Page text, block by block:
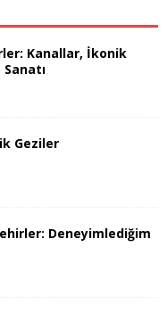
Kanallar, İkonik
Geziler
Deneyimlediğim